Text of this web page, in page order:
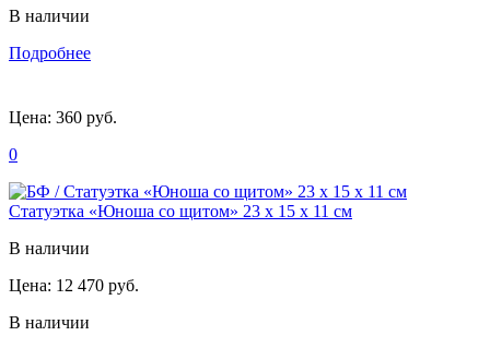
В наличии
Подробнее
Цена: 360 руб.
0
Статуэтка «Юноша со щитом» 23 х 15 х 11 см
В наличии
Цена: 12 470 руб.
В наличии